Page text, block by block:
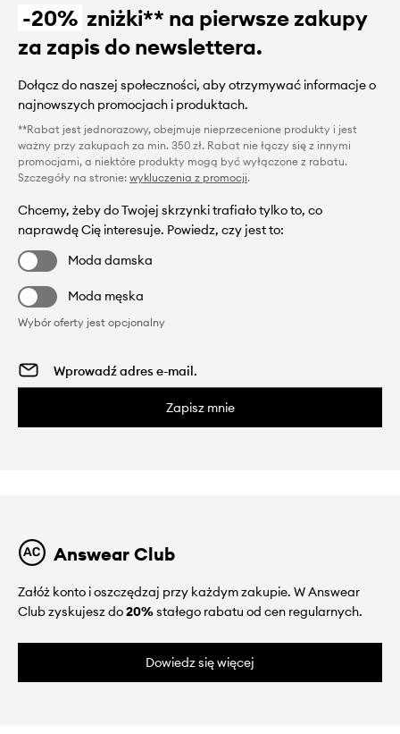
-20% zniżki** na pierwsze zakupy
za zapis do newslettera.
Dołącz do naszej społeczności, aby otrzymywać informacje o
najnowszych promocjach i produktach.
**Rabat jest jednorazowy, obejmuje nieprzecenione produkty i jest
ważny przy zakupach za min. 350 zł. Rabat nie łączy się z innymi
promocjami, a niektóre produkty mogą być wyłączone z rabatu.
Szczegóły na stronie: wykluczenia z promocji.
Chcemy, żeby do Twojej skrzynki trafiało tylko to, co
naprawdę Cię interesuje. Powiedz, czy jest to:
Moda damska
Moda męska
Wybór oferty jest opcjonalny
Zapisz mnie
Answear Club
Załóż konto i oszczędzaj przy każdym zakupie. W Answear
Club zyskujesz do20%stałego rabatu od cen regularnych.
Dowiedz się więcej